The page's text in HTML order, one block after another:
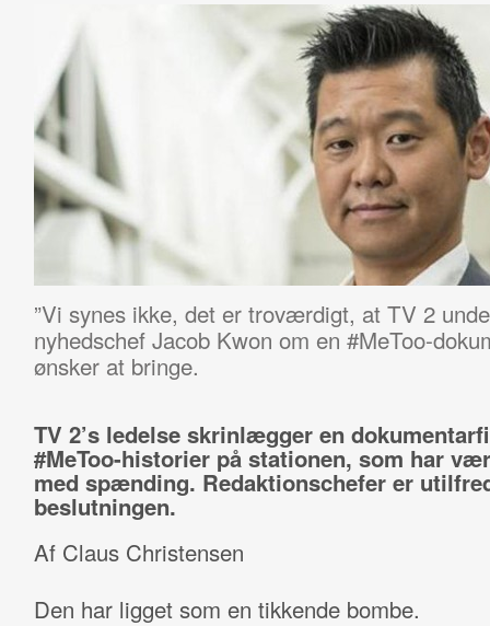
”Vi synes ikke, det er troværdigt, at TV 2
nyhedschef Jacob Kwon om en #MeToo-
ønsker at bringe.
TV 2’s ledelse skrinlægger en
#MeToo-historier på stationen, som har
med spænding. Redaktionschefer er
beslutningen.
Af Claus Christensen
Den har ligget som en tikkende bombe.